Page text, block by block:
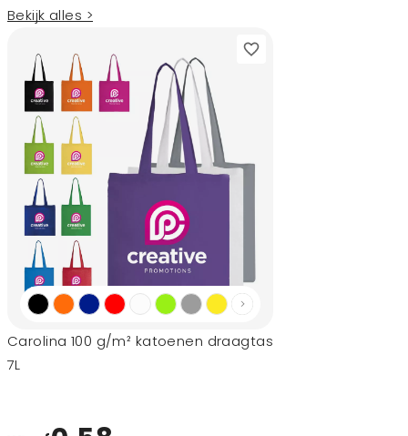
Bekijk alles >
Carolina 100 g/m² katoenen draagtas
7L